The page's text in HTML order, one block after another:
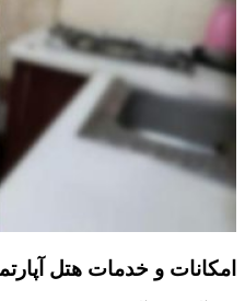
امکانات و خدمات هتل